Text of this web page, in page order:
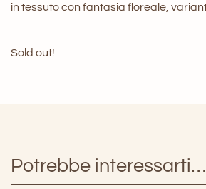
in tessuto con fantasia floreale,
Sold out!
Potrebbe interessarti…